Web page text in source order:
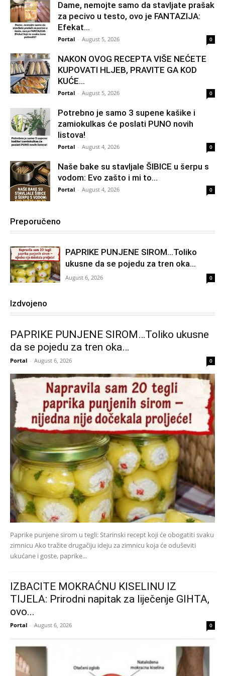
Dame, nemojte samo da stavljate prašak
za pecivo u testo, ovo je FANTAZIJA:
Efekat...
Portal - August 5, 2026 0
NAKON OVOG RECEPTA VIŠE NEĆETE
KUPOVATI HLJEB, PRAVITE GA KOD
KUĆE…
Portal - August 5, 2026 0
Potrebno je samo 3 supene kašike i
zamiokulkas će poslati PUNO novih
listova!
Portal - August 4, 2026 0
Naše bake su stavljale ŠIBICE u šerpu s
vodom: Evo zašto i mi to...
Portal - August 4, 2026 0
Preporučeno
PAPRIKE PUNJENE SIROM…Toliko
ukusne da se pojedu za tren oka…
August 6, 2026 0
Izdvojeno
PAPRIKE PUNJENE SIROM…Toliko ukusne
da se pojedu za tren oka…
Portal - August 6, 2026 0
Paprike punjene sirom u tegli: Starinski recept koji će obogatiti svaku
zimnicu Ako tražite drugačiju ideju za zimnicu koja će oduševiti
ukućane i goste, paprike...
IZBACITE MOKRAĆNU KISELINU IZ
TIJELA: Prirodni napitak za liječenje GIHTA,
ovo...
Portal - August 6, 2026 0